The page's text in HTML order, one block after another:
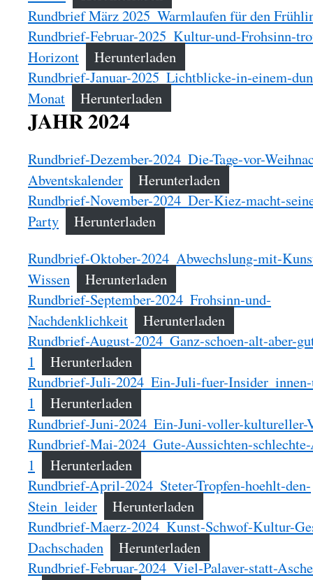
Rundbrief März 2025_Warmlaufen für den
Rundbrief-Februar-2025_Kultur-und-Frohsinn-
Horizont
Herunterladen
Rundbrief-Januar-2025_Lichtblicke-in-einem-
Monat
Herunterladen
JAHR 2024
Rundbrief-Dezember-2024_Die-Tage-vor-
Abventskalender
Herunterladen
Rundbrief-November-2024_Der-Kiez-macht-
Party
Herunterladen
Rundbrief-Oktober-2024_Abwechslung-mit-
Wissen
Herunterladen
Rundbrief-September-2024_Frohsinn-und-
Nachdenklichkeit
Herunterladen
Rundbrief-August-2024_Ganz-schoen-alt-aber-
1
Herunterladen
Rundbrief-Juli-2024_Ein-Juli-fuer-
1
Herunterladen
Rundbrief-Juni-2024_Ein-Juni-voller-
Rundbrief-Mai-2024_Gute-Aussichten-
1
Herunterladen
Rundbrief-April-2024_Steter-Tropfen-hoehlt-den-
Stein_leider
Herunterladen
Rundbrief-Maerz-2024_Kunst-Schwof-Kultur-
Dachschaden
Herunterladen
Rundbrief-Februar-2024_Viel-Palaver-statt-